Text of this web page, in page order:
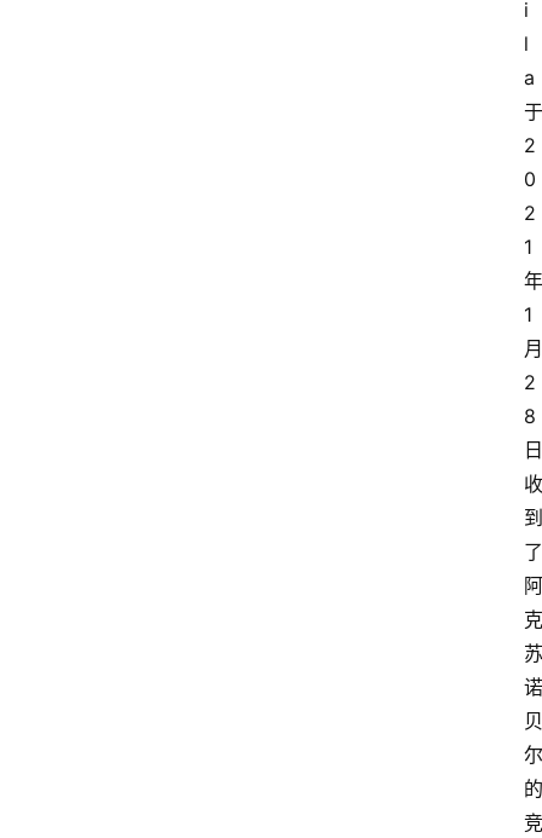
i
l
a
于
2
0
2
1
年
1
月
2
8
日
收
到
了
阿
克
苏
诺
贝
尔
的
竞